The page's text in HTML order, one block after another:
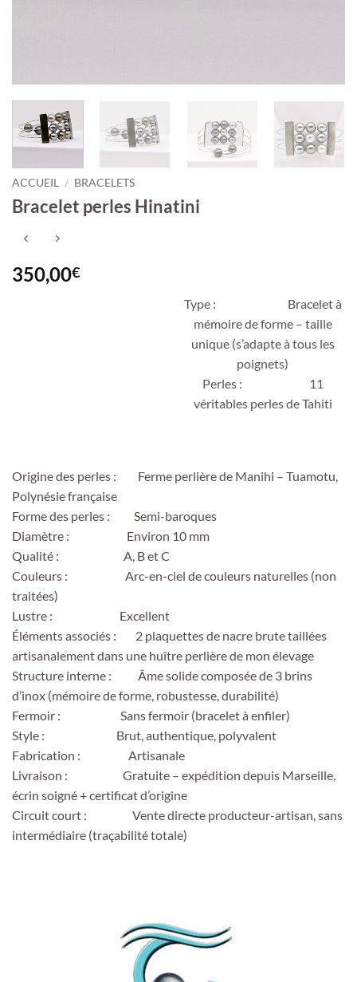
ACCUEIL / BRACELETS
Bracelet perles Hinatini
350,00€
Type : Bracelet à
mémoire de forme – taille
unique (s’adapte à tous les
poignets)
Perles : 11
véritables perles de Tahiti
Origine des perles : Ferme perlière de Manihi – Tuamotu,
Polynésie française
Forme des perles : Semi-baroques
Diamètre : Environ 10 mm
Qualité : A, B et C
Couleurs : Arc-en-ciel de couleurs naturelles (non
traitées)
Lustre : Excellent
Éléments associés : 2 plaquettes de nacre brute taillées
artisanalement dans une huître perlière de mon élevage
Structure interne : Âme solide composée de 3 brins
d’inox (mémoire de forme, robustesse, durabilité)
Fermoir : Sans fermoir (bracelet à enfiler)
Style : Brut, authentique, polyvalent
Fabrication : Artisanale
Livraison : Gratuite – expédition depuis Marseille,
écrin soigné + certificat d’origine
Circuit court : Vente directe producteur-artisan, sans
intermédiaire (traçabilité totale)